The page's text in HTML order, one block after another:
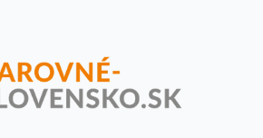
spodmienkami ochrany osobných
adresa bude spracovaná za účelom